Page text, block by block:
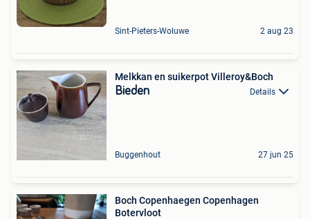
Sint-Pieters-Woluwe 2 aug 23
Melkkan en suikerpot Villeroy&Boch
Bieden Details
Buggenhout 27 jun 25
Boch Copenhaegen Copenhagen
Botervloot